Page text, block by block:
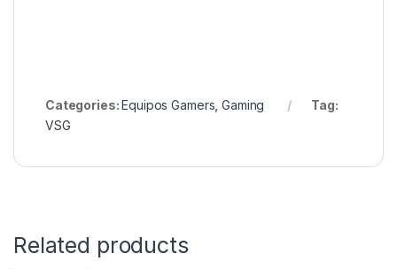
Categories:Equipos Gamers ,Gaming
Tag:
VSG
Related products